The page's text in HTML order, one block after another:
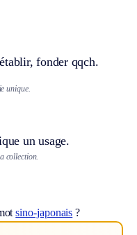
fonder qqch.
unique.
un usage.
collection.
sino-japonais ?